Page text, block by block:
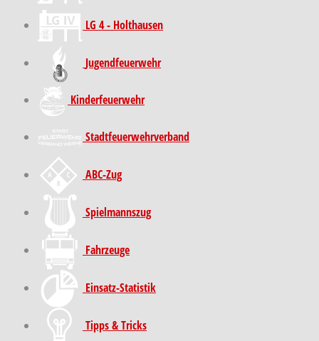
LG 4 - Holthausen
Jugendfeuerwehr
Kinder­feuer­wehr
Stadt­feuer­wehr­verband
ABC-Zug
Spielmannszug
Fahrzeuge
Einsatz-Statistik
Tipps & Tricks